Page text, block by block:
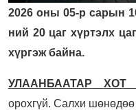
2026 оны 05-р сарын
ний 20 цаг хүртэлх
хүргэж байна.
УЛААНБААТАР ХОТ
орохгүй. Салхи